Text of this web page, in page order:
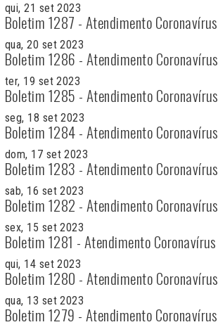
qui, 21 set 2023
Boletim 1287 - Atendimento Coronavírus
qua, 20 set 2023
Boletim 1286 - Atendimento Coronavírus
ter, 19 set 2023
Boletim 1285 - Atendimento Coronavírus
seg, 18 set 2023
Boletim 1284 - Atendimento Coronavírus
dom, 17 set 2023
Boletim 1283 - Atendimento Coronavírus
sab, 16 set 2023
Boletim 1282 - Atendimento Coronavírus
sex, 15 set 2023
Boletim 1281 - Atendimento Coronavírus
qui, 14 set 2023
Boletim 1280 - Atendimento Coronavírus
qua, 13 set 2023
Boletim 1279 - Atendimento Coronavírus